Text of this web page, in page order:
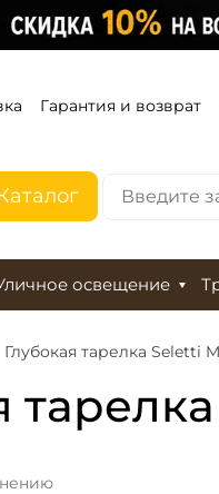
Гарантия и возврат
освещение
Глубокая тарелка Seletti